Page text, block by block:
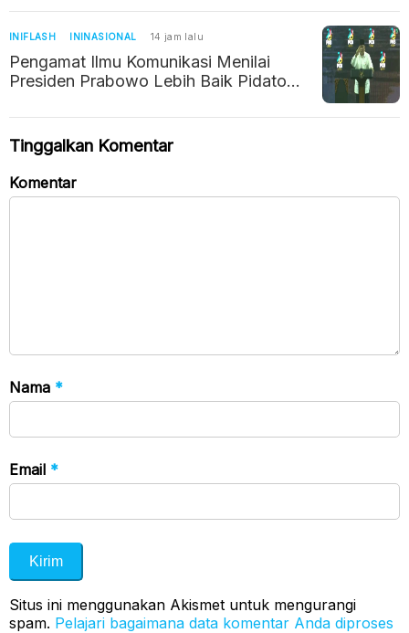
INIFLASH ININASIONAL 14 jam lalu
Pengamat Ilmu Komunikasi Menilai
Presiden Prabowo Lebih Baik Pidato
Tinggalkan Komentar
Komentar
Nama *
Email *
Situs ini menggunakan Akismet untuk mengurangi
spam. Pelajari bagaimana data komentar Anda diproses